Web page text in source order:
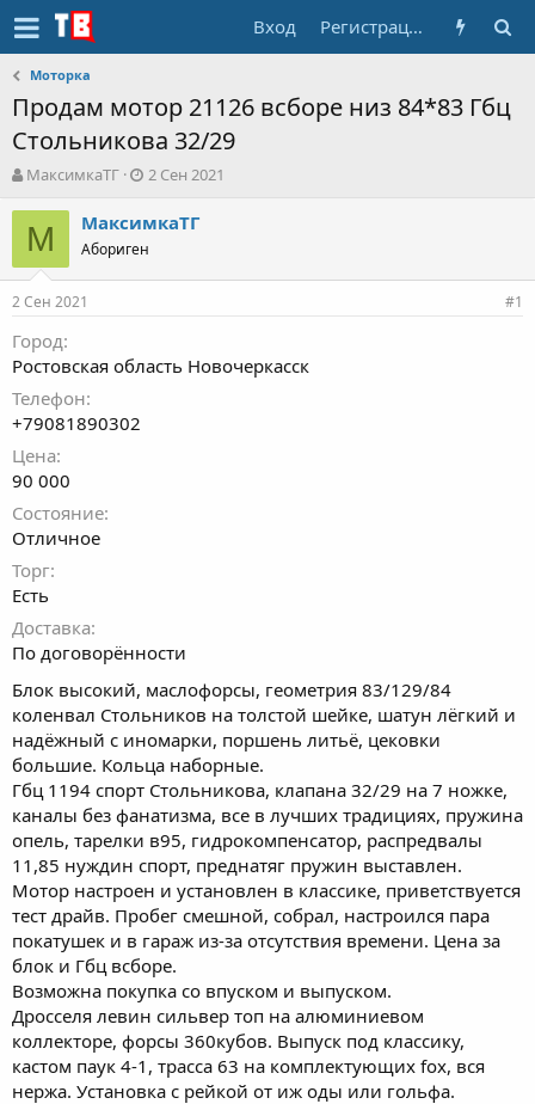
Вход Регистрация
Моторка
Продам мотор 21126 всборе низ 84*83 Гбц
Стольникова 32/29
А
т
о
т
е
ы
МаксимкаТГ
Д
т
н
а
а
2 Сен 2021
М МаксимкаТГ
Абориген
2 Сен 2021 #1
Город
Ростовская область Новочеркасск
Телефон
+79081890302
Цена
90 000
Состояние
Отличное
Торг
Есть
Доставка
По договорённости
Блок высокий, маслофорсы, геометрия 83/129/84
коленвал Стольников на толстой шейке, шатун лёгкий и
надёжный с иномарки, поршень литьё, цековки
большие. Кольца наборные.
Гбц 1194 спорт Стольникова, клапана 32/29 на 7 ножке,
каналы без фанатизма, все в лучших традициях, пружина
опель, тарелки в95, гидрокомпенсатор, распредвалы
11,85 нуждин спорт, преднатяг пружин выставлен.
Мотор настроен и установлен в классике, приветствуется
тест драйв. Пробег смешной, собрал, настроился пара
покатушек и в гараж из-за отсутствия времени. Цена за
блок и Гбц всборе.
Возможна покупка со впуском и выпуском.
Дросселя левин сильвер топ на алюминиевом
коллекторе, форсы 360кубов. Выпуск под классику,
кастом паук 4-1, трасса 63 на комплектующих fox, вся
нержа. Установка с рейкой от иж оды или гольфа.